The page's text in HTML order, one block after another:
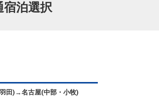
宿泊選択
田) →名古屋(中部・小牧)